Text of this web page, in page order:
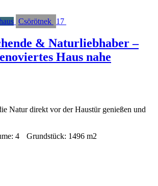
Csörötnek 17
& Naturliebhaber –
Haus nahe
Natur direkt vor der Haustür genießen und
4 Grundstück: 1496 m2